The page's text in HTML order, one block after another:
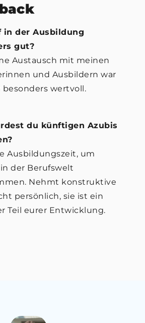
in der Ausbildung
gut?
Austausch mit meinen
und Ausbildern war
wertvoll.
du künftigen Azubis
Ausbildungszeit, um
der Berufswelt
Nehmt konstruktive
persönlich, sie ist ein
Teil eurer Entwicklung.